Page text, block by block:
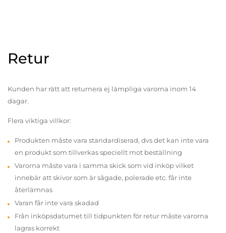
Retur
Kunden har rätt att returnera ej lämpliga varorna inom 14
dagar.
Flera viktiga villkor:
Produkten måste vara standardiserad, dvs det kan inte vara
en produkt som tillverkas speciellt mot beställning
Varorna måste vara i samma skick som vid inköp vilket
innebär att skivor som är sågade, polerade etc. får inte
återlämnas
Varan får inte vara skadad
Från inköpsdatumet till tidpunkten för retur måste varorna
lagras korrekt